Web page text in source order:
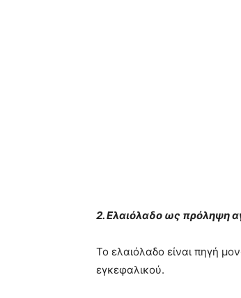
2. Ελαιόλαδο ως πρόληψη
Το ελαιόλαδο είναι πηγή
εγκεφαλικού.